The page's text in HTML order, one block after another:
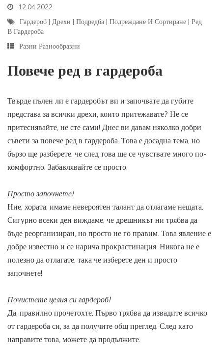
12.04.2022
Гардероб | Дрехи | Подредба | Подреждане И Сортиране | Ред
В Гардероба
Разни Разнообразни
Повече ред в гардероба
Твърде пълен ли е гардеробът ви и започвате да губите
представа за всички дрехи, които притежавате? Не се
притеснявайте, не сте сами! Днес ви давам няколко добри
съвети за повече ред в гардероба. Това е досадна тема, но
бързо ще разберете, че след това ще се чувствате много по-
комфортно. Забавлявайте се просто.
Просто започнете!
Ние, хората, имаме невероятен талант да отлагаме нещата.
Сигурно всеки ден виждаме, че дрешникът ни трябва да
бъде реорганизиран, но просто не го правим. Това явление е
добре известно и се нарича прокрастинация. Никога не е
полезно да отлагате, така че изберете ден и просто
започнете!
Почистете целия си гардероб!
Да, правилно прочетохте. Първо трябва да извадите всичко
от гардероба си, за да получите общ преглед. След като
направите това, можете да продължите.